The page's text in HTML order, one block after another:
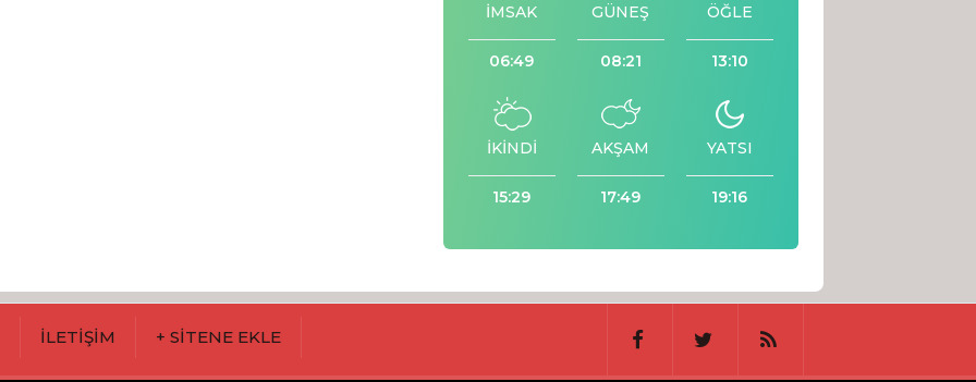
İMSAK
06:49
GÜNEŞ
08:21
ÖĞLE
13:10
İKİNDİ
15:29
AKŞAM
17:49
YATSI
19:16
İLETİŞİM + SİTENE EKLE